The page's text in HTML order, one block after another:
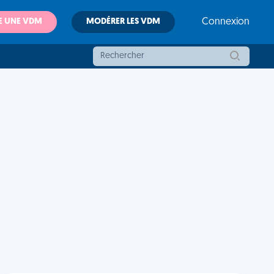
UNE VDM MODÉRER LES VDM Connexion